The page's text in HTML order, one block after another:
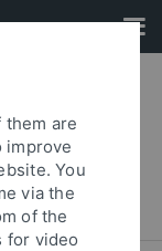
them are
improve
You
via the
of the
for video